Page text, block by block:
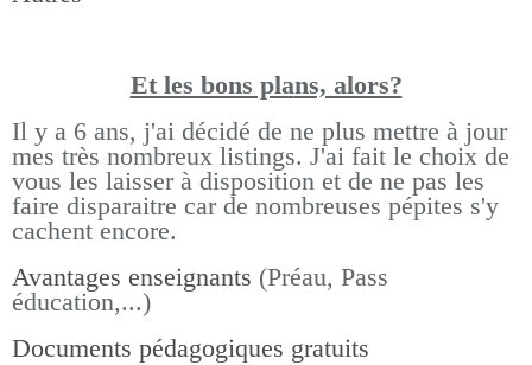
Et les bons plans, alors?
Il y a 6 ans, j'ai décidé de ne plus mettre à jour
mes très nombreux listings. J'ai fait le choix de
vous les laisser à disposition et de ne pas les
faire disparaitre car de nombreuses pépites s'y
cachent encore.
Avantages enseignants (Préau, Pass
éducation,...)
Documents pédagogiques gratuits